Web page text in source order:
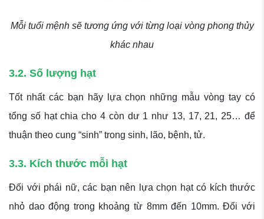
Mỗi tuổi mệnh sẽ tương ứng với từng loại vòng phong thủy
khác nhau
3.2. Số lượng hạt
Tốt nhất các bạn hãy lựa chọn những mẫu vòng tay có
tổng số hạt chia cho 4 còn dư 1 như 13, 17, 21, 25… để
thuận theo cung “sinh” trong sinh, lão, bệnh, tử.
3.3. Kích thước mỗi hạt
Đối với phái nữ, các bạn nên lựa chọn hạt có kích thước
nhỏ dao động trong khoảng từ 8mm đến 10mm. Đối với